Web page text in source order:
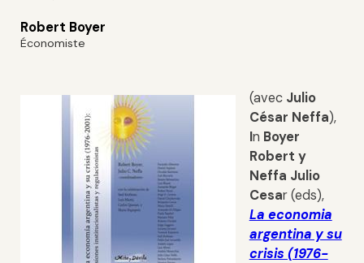
Robert Boyer
Économiste
(avec Julio
César Neffa),
In Boyer
Robert y
Neffa Julio
Cesar (eds),
La economia
argentina y su
crisis (1976-